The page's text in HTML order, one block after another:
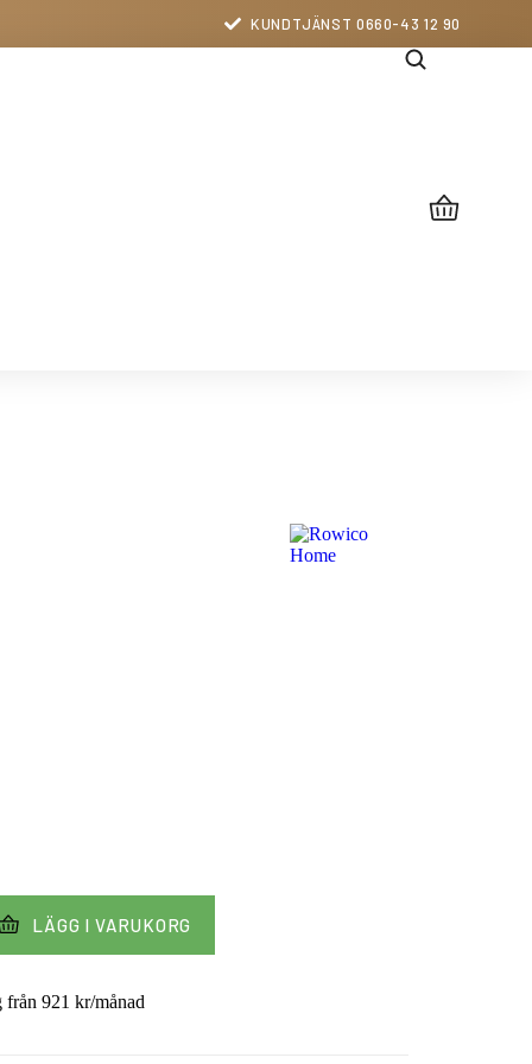
KUNDTJÄNST 0660-43 12 90
LÄGG I VARUKORG
från 921 kr/månad